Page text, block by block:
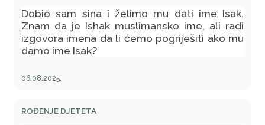
Mene zanima da li to ima veze sa islamom ili
je to samo običaj među našim narodom, jer
stariji ljudi su mi rekli da osoba koja će mi
darovati dijete mora biti osoba koja je sretna
Dobio sam sina i želimo mu dati ime Isak.
Znam da je Ishak muslimansko ime, ali radi
izgovora imena da li ćemo pogriješiti ako mu
damo ime Isak?
06.08.2025.
ROĐENJE DJETETA